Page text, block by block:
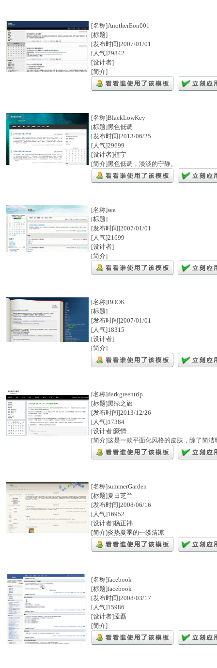
[名称]AnotherEon001
[标题]
[发布时间]2007/01/01
[人气]29842
[设计者]
[简介]
[名称]BlackLowKey
[标题]黑色低调
[发布时间]2013/06/25
[人气]29699
[设计者]植宁
[简介]黑色低调，淡淡的宁静。
[名称]sea
[标题]
[发布时间]2007/01/01
[人气]21699
[设计者]
[简介]
[名称]BOOK
[标题]
[发布时间]2007/01/01
[人气]18315
[设计者]
[简介]
[名称]darkgreentrip
[标题]黑绿之旅
[发布时间]2013/12/26
[人气]17384
[设计者]豪情
[简介]这是一款平面化风格的皮肤，除了简
[名称]summerGarden
[标题]夏日芝兰
[发布时间]2008/06/16
[人气]16952
[设计者]杨正祎
[简介]炎热夏季的一缕清凉
[名称]facebook
[标题]facebook
[发布时间]2008/03/17
[人气]15986
[设计者]孟磊
[简介]